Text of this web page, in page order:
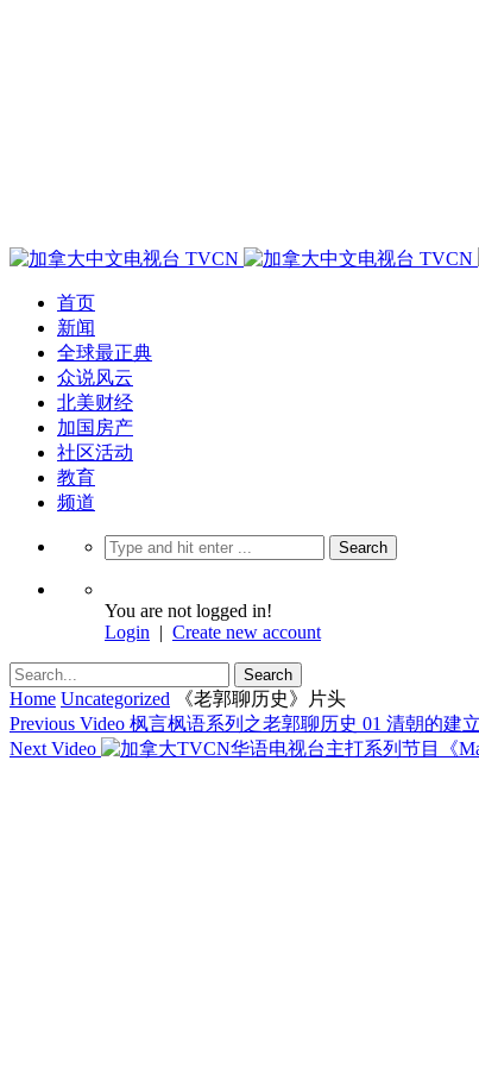
首页
新闻
全球最正典
众说风云
北美财经
加国房产
社区活动
教育
频道
You are not logged in!
Login | Create new account
Home Uncategorized
《老郭聊历史》片头
Previous Video 枫言枫语系列之老郭聊历史 01 清朝的建立
Next Video